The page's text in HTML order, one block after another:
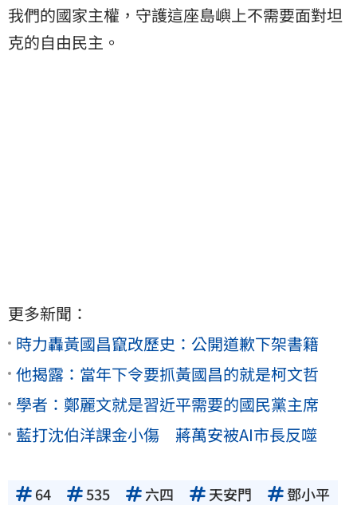
我們的國家主權，守護這座島嶼上不需要面對坦
克的自由民主。
更多新聞：
時力轟黃國昌竄改歷史：公開道歉下架書籍
他揭露：當年下令要抓黃國昌的就是柯文哲
學者：鄭麗文就是習近平需要的國民黨主席
藍打沈伯洋課金小傷 蔣萬安被AI市長反噬
64 535 六四 天安門
鄧小平